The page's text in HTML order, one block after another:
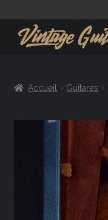
Amplis
Effets
Accueil Guitares